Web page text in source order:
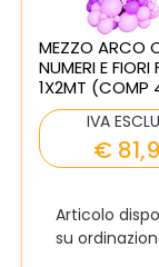
MEZZO ARCO
NUMERI E FIORI
1X2MT (COMP
IVA
€
Articolo
su